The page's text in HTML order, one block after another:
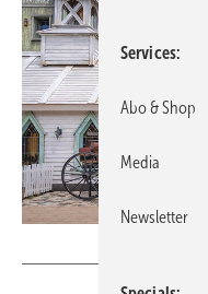
Services
Abo & Shop
Media
Newsletter